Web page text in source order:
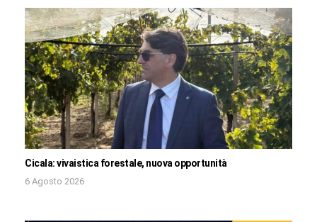
Cicala: vivaistica forestale, nuova opportunità
6 Agosto 2026